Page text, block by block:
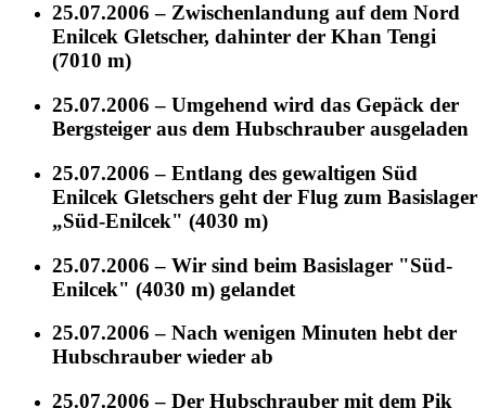
25.07.2006 – Zwischenlandung auf dem Nord
Enilcek Gletscher, dahinter der Khan Tengi
(7010 m)
25.07.2006 – Umgehend wird das Gepäck der
Bergsteiger aus dem Hubschrauber ausgeladen
25.07.2006 – Entlang des gewaltigen Süd
Enilcek Gletschers geht der Flug zum Basislager
„Süd-Enilcek" (4030 m)
25.07.2006 – Wir sind beim Basislager "Süd-
Enilcek" (4030 m) gelandet
25.07.2006 – Nach wenigen Minuten hebt der
Hubschrauber wieder ab
25.07.2006 – Der Hubschrauber mit dem Pik